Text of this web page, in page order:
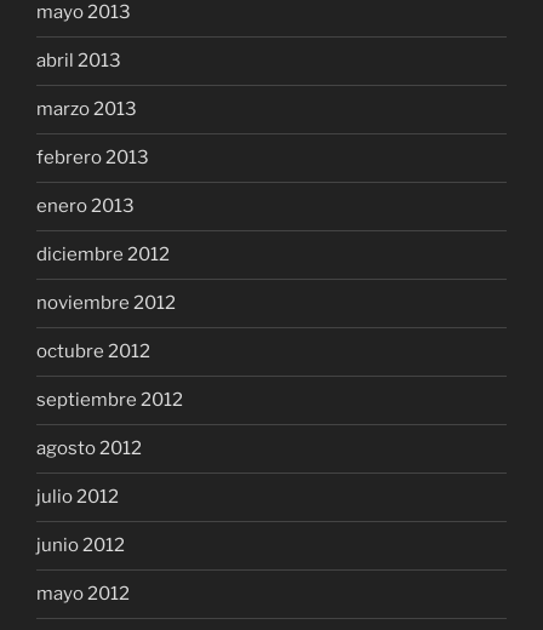
mayo 2013
abril 2013
marzo 2013
febrero 2013
enero 2013
diciembre 2012
noviembre 2012
octubre 2012
septiembre 2012
agosto 2012
julio 2012
junio 2012
mayo 2012